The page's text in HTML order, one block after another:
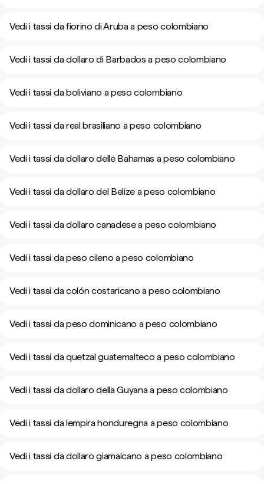
Vedi i tassi da fiorino di Aruba a peso colombiano
Vedi i tassi da dollaro di Barbados a peso colombiano
Vedi i tassi da boliviano a peso colombiano
Vedi i tassi da real brasiliano a peso colombiano
Vedi i tassi da dollaro delle Bahamas a peso colombiano
Vedi i tassi da dollaro del Belize a peso colombiano
Vedi i tassi da dollaro canadese a peso colombiano
Vedi i tassi da peso cileno a peso colombiano
Vedi i tassi da colón costaricano a peso colombiano
Vedi i tassi da peso dominicano a peso colombiano
Vedi i tassi da quetzal guatemalteco a peso colombiano
Vedi i tassi da dollaro della Guyana a peso colombiano
Vedi i tassi da lempira honduregna a peso colombiano
Vedi i tassi da dollaro giamaicano a peso colombiano